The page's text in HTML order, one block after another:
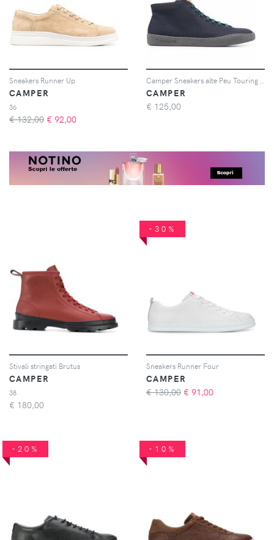
Sneakers Runner Up
CAMPER
36
€ 132,00 € 92,00
CAMPER
€ 125,00
Stivali stringati Brutus
CAMPER
38
€ 180,00
-30%
Sneakers Runner Four
CAMPER
€ 130,00 € 91,00
-20% -10%